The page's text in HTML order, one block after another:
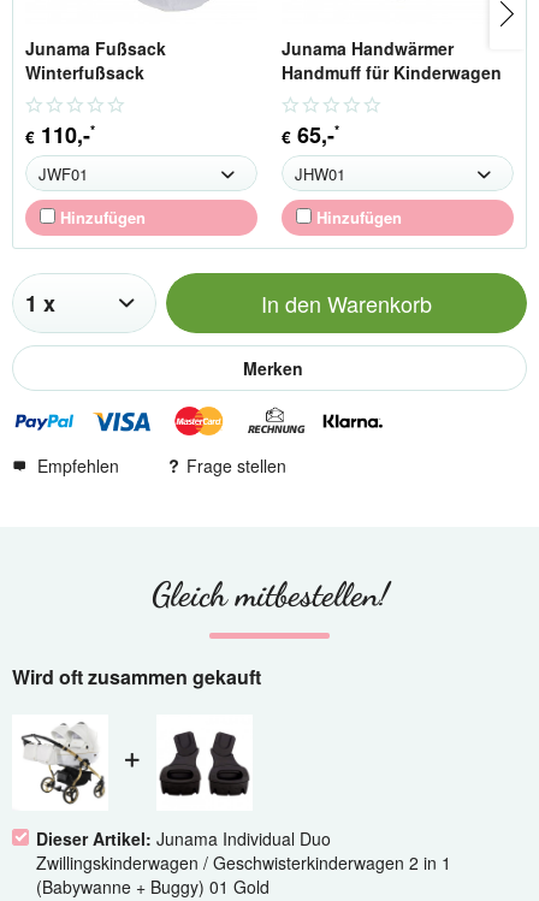
Junama Fußsack
Winterfußsack
€ 110,-*
Hinzufügen
Junama Handwärmer
Handmuff für Kinderwagen
€ 65,-*
Hinzufügen
In den Warenkorb
Merken
Empfehlen Frage stellen
Gleich mitbestellen!
Wird oft zusammen gekauft
Dieser Artikel: Junama Individual Duo
Zwillingskinderwagen / Geschwisterkinderwagen 2 in 1
(Babywanne + Buggy) 01 Gold